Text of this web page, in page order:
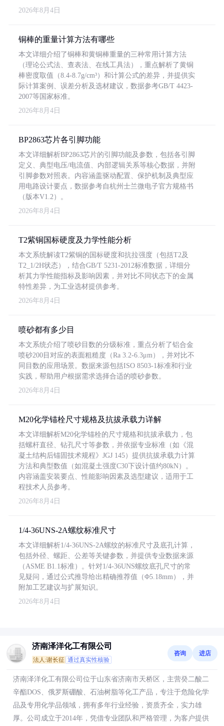
2026年8月4日
铜棒的重量计算方法有哪些
本文详细介绍了铜棒和黄铜棒重量的三种常用计算方法
（理论公式法、查表法、在线工具法），重点解析了黄铜
棒密度取值（8.4-8.7g/cm³）和计算公式的差异，并提供实
际计算案例、误差分析及选材建议，数据参考GB/T 4423-
2007等国家标准。
2026年8月4日
BP2863芯片各引脚功能
本文详细解析BP2863芯片的引脚功能及参数，包括各引脚
定义、典型电压/电流值、内部逻辑关系等核心数据，并附
引脚参数对照表。内容涵盖驱动配置、保护机制及典型应
用电路设计要点，数据参考自杭州士兰微电子官方规格书
（版本V1.2）。
2026年8月4日
T2紫铜国标硬度及力学性能分析
本文系统解读T2紫铜的国标硬度和抗拉强度（包括T2及
T2_1/2H状态），结合GB/T 5231-2012标准数据，详细分
析其力学性能指标及影响因素，并对比不同状态下的金属
特性差异，为工业选材提供参考。
2026年8月4日
喷砂都有多少目
本文系统介绍了喷砂目数的分级标准，重点分析了铝合金
喷砂200目对应的表面粗糙度（Ra 3.2-6.3μm），并对比不
同目数的应用场景。数据来源包括ISO 8503-1标准和行业
实践，帮助用户根据需求选择合适的喷砂参数。
2026年8月4日
M20化学锚栓尺寸规格及抗拔承载力详解
本文详细解析M20化学锚栓的尺寸规格和抗拔承载力，包
括螺杆直径、钻孔尺寸等参数，并依据专业标准（如《混
凝土结构后锚固技术规程》JGJ 145）提供抗拔承载力计算
方法和典型数值（如混凝土强度C30下设计值约80kN）。
内容涵盖安装要点、性能影响因素及选型建议，适用于工
程技术人员参考。
2026年8月4日
1/4-36UNS-2A螺纹标准尺寸
本文详细解析1/4-36UNS-2A螺纹的标准尺寸及底孔计算，
包括外径、螺距、公差等关键参数，并提供专业数据来源
（ASME B1.1标准）。针对1/4-36UNS螺纹底孔尺寸的常
见疑问，通过公式推导给出精确推荐值（Φ5.18mm），并
附加工艺建议与扩展知识。
2026年8月4日
济南泽洋化工有限公司
法人:谢长征 通过真实性核验
咨询 进店
济南泽洋化工有限公司位于山东省济南市天桥区，主营癸二酸二
辛酯DOS、俄罗斯硼酸、石油树脂等化工产品，专注于危险化学
品及专用化学品领域，拥有多年行业经验，资质齐全，实力雄
厚。公司成立于2014年，凭借专业团队和严格管理，为客户提供